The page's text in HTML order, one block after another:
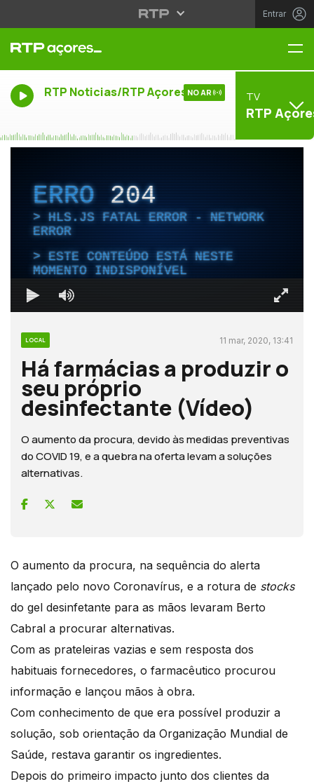
Entrar
RTP Noticias/RTP Açores NO AR TV
RTP
ERRO204
HLS.JS FATAL ERROR - NETWORK
ERROR
ESTE CONTEÚDO ESTÁ NESTE
MOMENTO INDISPONÍVEL
LOCAL 11 mar, 2020, 13:41
Há farmácias a produzir o
seu próprio
desinfectante (Vídeo)
O aumento da procura, devido às medidas preventivas
do COVID 19, e a quebra na oferta levam a soluções
alternativas.
O aumento da procura, na sequência do alerta
lançado pelo novo Coronavírus, e a rotura de stocks
do gel desinfetante para as mãos levaram Berto
Cabral a procurar alternativas.
Com as prateleiras vazias e sem resposta dos
habituais fornecedores, o farmacêutico procurou
informação e lançou mãos à obra.
Com conhecimento de que era possível produzir a
solução, sob orientação da Organização Mundial de
Saúde, restava garantir os ingredientes.
Depois do primeiro impacto junto dos clientes da